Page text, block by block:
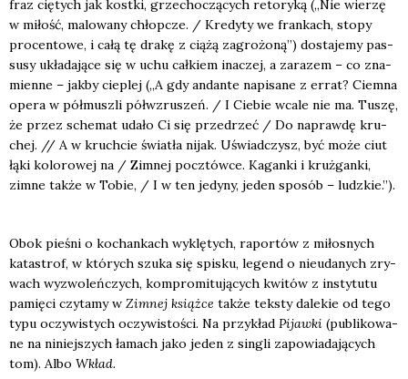
fraz cię­tych jak kost­ki, grze­cho­czą­cych reto­ry­ką („Nie wie­rzę
w miłość, malo­wa­ny chłop­cze. / Kre­dy­ty we fran­kach, sto­py
pro­cen­to­we, i całą tę dra­kę z cią­żą zagro­żo­ną”) dosta­je­my pas­
su­sy ukła­da­ją­ce się w uchu cał­kiem ina­czej, a zara­zem – co zna­
mien­ne – jak­by cie­plej („A gdy andan­te napi­sa­ne z errat? Ciem­na
ope­ra w pół­musz­li pół­w­zru­szeń. / I Cie­bie wca­le nie ma. Tuszę,
że przez sche­mat uda­ło Ci się prze­drzeć / Do napraw­dę kru­
chej. // A w kruch­cie świa­tła nijak. Uświad­czysz, być może ciut
łąki kolo­ro­wej na / Zim­nej pocz­tów­ce. Kagan­ki i kruż­gan­ki,
zim­ne tak­że w Tobie, / I w ten jedy­ny, jeden spo­sób – ludz­kie.”).
Obok pie­śni o kochan­kach wyklę­tych, rapor­tów z miło­snych
kata­strof, w któ­rych szu­ka się spi­sku, legend o nie­uda­nych zry­
wach wyzwo­leń­czych, kom­pro­mi­tu­ją­cych kwi­tów z insty­tu­tu
pamię­ci czy­ta­my w Zim­nej książ­ce tak­że tek­sty dale­kie od tego
typu oczy­wi­stych oczy­wi­sto­ści. Na przy­kład Pijaw­ki (publi­ko­wa­
ne na niniej­szych łamach jako jeden z sin­gli zapo­wia­da­ją­cych
tom). Albo Wkład.